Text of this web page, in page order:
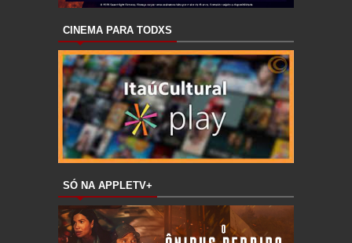
CINEMA PARA TODXS
SÓ NA APPLETV+